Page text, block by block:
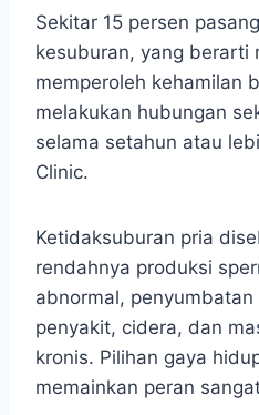
Sekitar 15 persen
kesuburan, yang berarti
memperoleh kehamilan
melakukan hubungan
selama setahun atau
Clinic.
Ketidaksuburan pria
rendahnya produksi
abnormal,
penyakit, cidera, dan
kronis. Pilihan gaya
memainkan peran